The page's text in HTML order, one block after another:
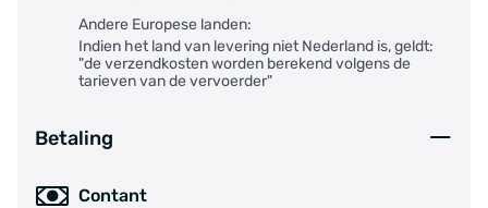
Bremsentyp Scheibenbremse
Gewicht (netto) 0.86 Kilogramm
Andere Europese landen:
Indien het land van levering niet Nederland is, geldt:
"de verzendkosten worden berekend volgens de
tarieven van de vervoerder"
Betaling
Contant